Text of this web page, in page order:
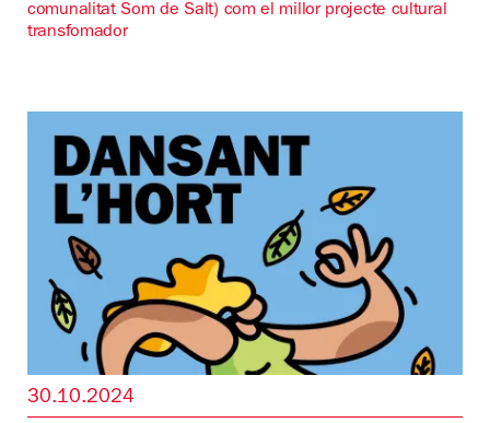
comunalitat Som de Salt) com el millor projecte cultural
transfomador
30.10.2024